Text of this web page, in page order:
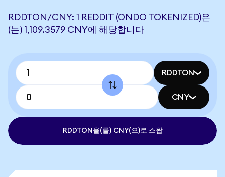
RDDTON/CNY: 1 REDDIT (ONDO TOKENIZED)은
(는) 1,109.3579 CNY에 해당합니다
RDDTON
CNY
RDDTON을(를) CNY(으)로 스왑